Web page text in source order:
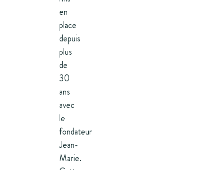
en
place
depuis
plus
de
30
ans
avec
le
fondateur
Jean-
Marie.